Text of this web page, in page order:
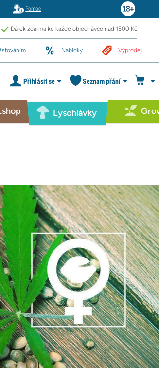
Pomoc
Dárek zdarma ke každé objednávce nad 1500 Kč
Nabídky Výprodej
Přihlásit se Seznam přání
Lysohlávky